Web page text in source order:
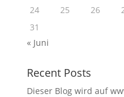
24
25 26
31
« Juni
Recent Posts
Dieser Blog wird auf